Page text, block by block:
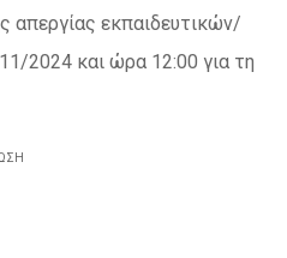
απεργίας εκπαιδευτικών/
2024 και ώρα 12:00 για τη